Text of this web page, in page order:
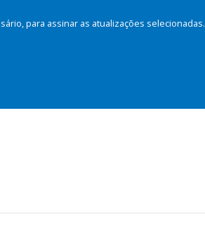
para assinar as atualizações selecionadas.